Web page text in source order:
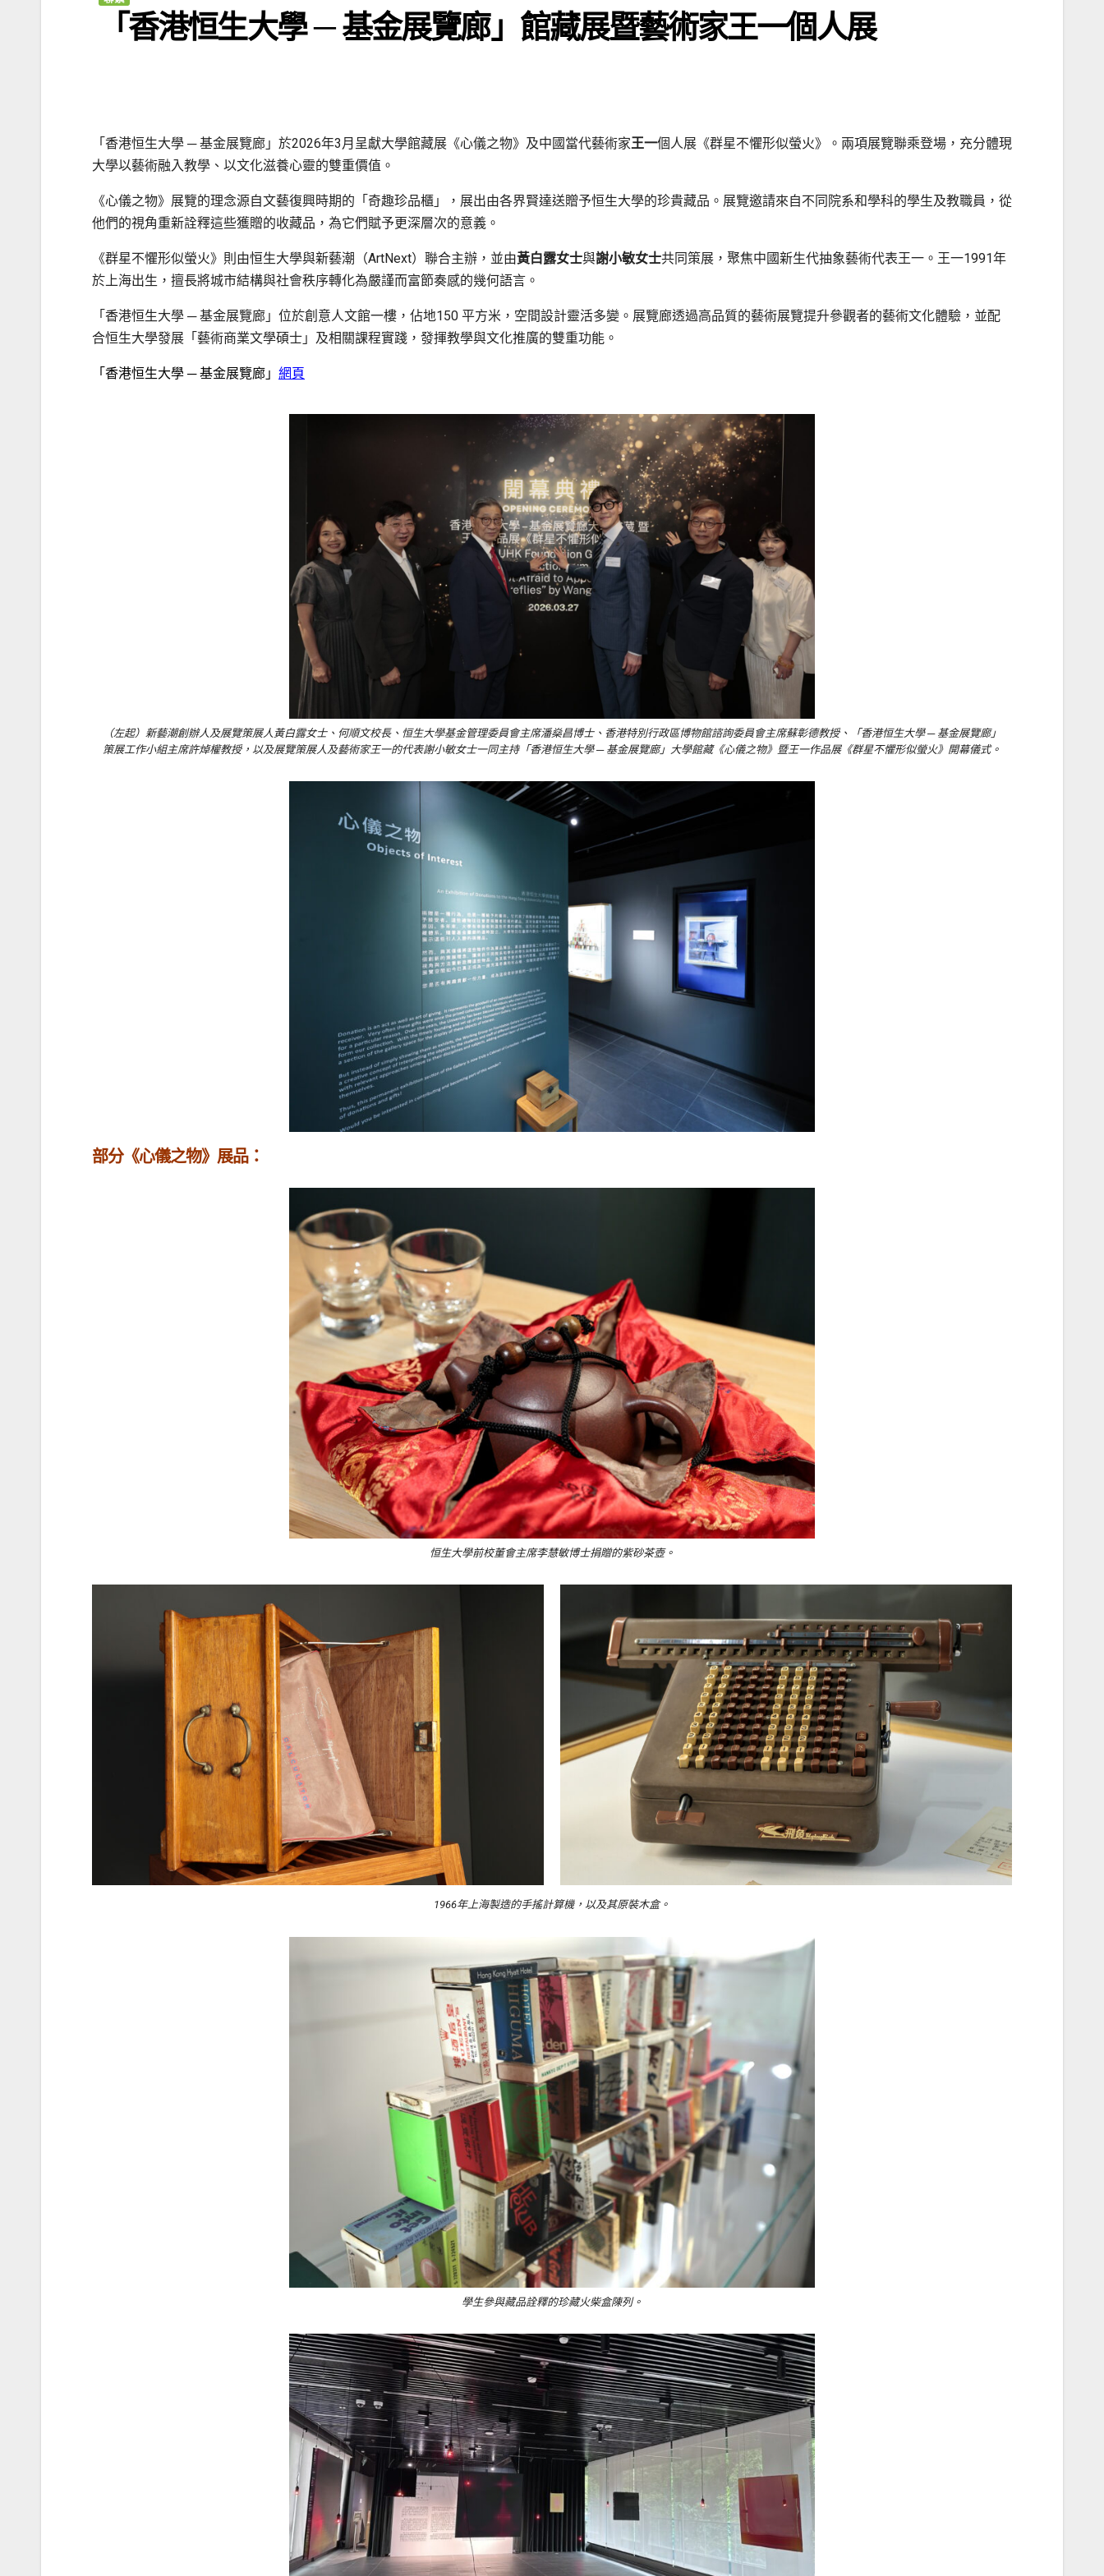
「香港恒生大學 ─ 基金展覽廊」館藏展暨藝術家王一個人展
「香港恒生大學 ─ 基金展覽廊」於2026年3月呈獻大學館藏展《心儀之物》及中國當代藝術家王一個人展《群星不懼形似螢火》。兩項展覽聯乘登場，充分體現
大學以藝術融入教學、以文化滋養心靈的雙重價值。
《心儀之物》展覽的理念源自文藝復興時期的「奇趣珍品櫃」，展出由各界賢達送贈予恒生大學的珍貴藏品。展覽邀請來自不同院系和學科的學生及教職員，從
他們的視角重新詮釋這些獲贈的收藏品，為它們賦予更深層次的意義。
《群星不懼形似螢火》則由恒生大學與新藝潮（ArtNext）聯合主辦，並由黃白露女士與謝小敏女士共同策展，聚焦中國新生代抽象藝術代表王一。王一1991年
於上海出生，擅長將城市結構與社會秩序轉化為嚴謹而富節奏感的幾何語言。
「香港恒生大學 ─ 基金展覽廊」位於創意人文館一樓，佔地150 平方米，空間設計靈活多變。展覽廊透過高品質的藝術展覽提升參觀者的藝術文化體驗，並配
合恒生大學發展「藝術商業文學碩士」及相關課程實踐，發揮教學與文化推廣的雙重功能。
「香港恒生大學 ─ 基金展覽廊」 網頁
（左起）新藝潮創辦人及展覽策展人黃白露女士、何順文校長、恒生大學基金管理委員會主席潘燊昌博士、香港特別行政區博物館諮詢委員會主席蘇彰德教授、「香港恒生大學 ─ 基金展覽廊」
策展工作小組主席許焯權教授，以及展覽策展人及藝術家王一的代表謝小敏女士一同主持「香港恒生大學 ─ 基金展覽廊」大學館藏《心儀之物》暨王一作品展《群星不懼形似螢火》開幕儀式。
部分《心儀之物》展品：
恒生大學前校董會主席李慧敏博士捐贈的紫砂茶壺。
1966年上海製造的手搖計算機，以及其原裝木盒。
學生參與藏品詮釋的珍藏火柴盒陳列。